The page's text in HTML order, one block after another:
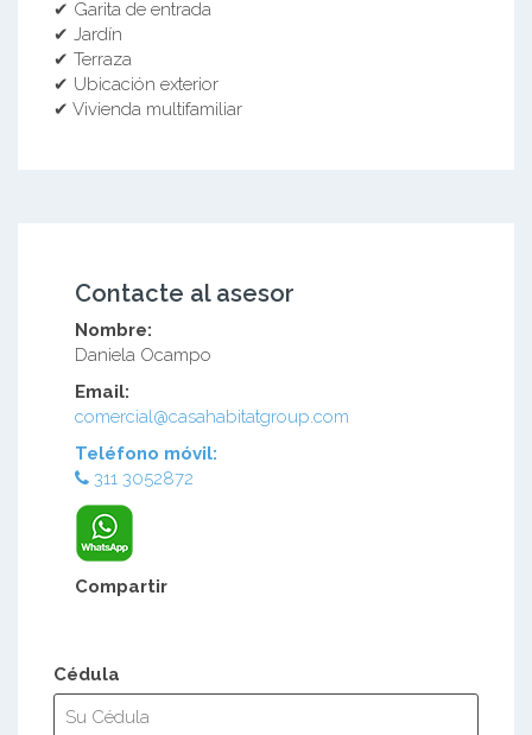
✔ Garita de entrada
✔ Jardín
✔ Terraza
✔ Ubicación exterior
✔ Vivienda multifamiliar
Contacte al asesor
Nombre:
Daniela Ocampo
Email:
comercial@casahabitatgroup.com
Teléfono móvil:
311 3052872
Compartir
Cédula